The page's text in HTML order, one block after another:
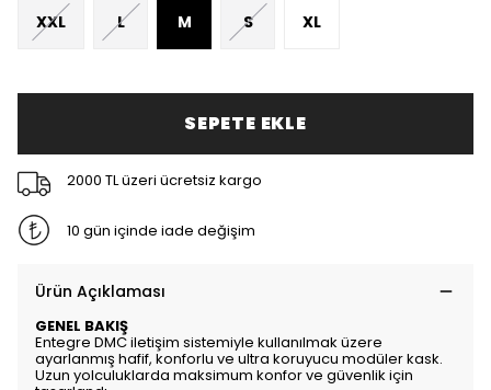
XXL L M S XL
SEPETE EKLE
2000 TL üzeri ücretsiz kargo
10 gün içinde iade değişim
Ürün Açıklaması
GENEL BAKIŞ
Entegre DMC iletişim sistemiyle kullanılmak üzere
ayarlanmış hafif, konforlu ve ultra koruyucu modüler kask.
Uzun yolculuklarda maksimum konfor ve güvenlik için